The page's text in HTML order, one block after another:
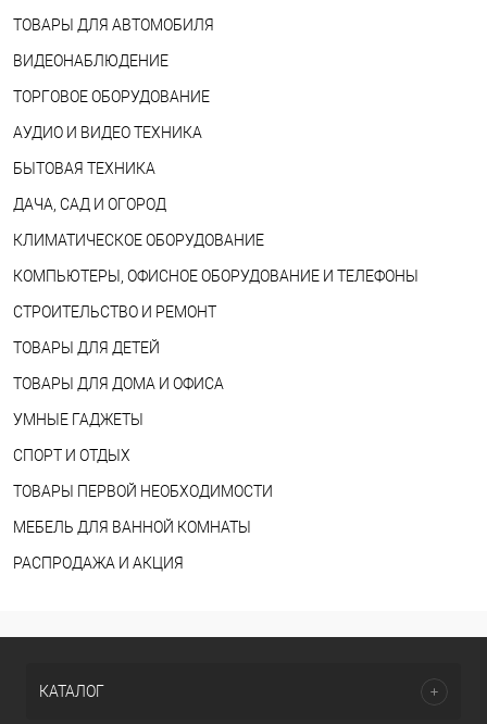
ТОВАРЫ ДЛЯ АВТОМОБИЛЯ
ВИДЕОНАБЛЮДЕНИЕ
ТОРГОВОЕ ОБОРУДОВАНИЕ
АУДИО И ВИДЕО ТЕХНИКА
БЫТОВАЯ ТЕХНИКА
ДАЧА, САД И ОГОРОД
КЛИМАТИЧЕСКОЕ ОБОРУДОВАНИЕ
КОМПЬЮТЕРЫ, ОФИСНОЕ ОБОРУДОВАНИЕ И ТЕЛЕФОНЫ
СТРОИТЕЛЬСТВО И РЕМОНТ
ТОВАРЫ ДЛЯ ДЕТЕЙ
ТОВАРЫ ДЛЯ ДОМА И ОФИСА
УМНЫЕ ГАДЖЕТЫ
СПОРТ И ОТДЫХ
ТОВАРЫ ПЕРВОЙ НЕОБХОДИМОСТИ
МЕБЕЛЬ ДЛЯ ВАННОЙ КОМНАТЫ
РАСПРОДАЖА И АКЦИЯ
КАТАЛОГ